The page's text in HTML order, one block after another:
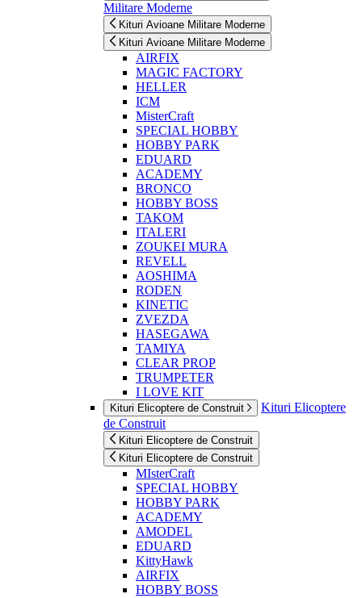
Militare Moderne
Kituri Avioane Militare Moderne
Kituri Avioane Militare Moderne
AIRFIX
MAGIC FACTORY
HELLER
ICM
MisterCraft
SPECIAL HOBBY
HOBBY PARK
EDUARD
ACADEMY
BRONCO
HOBBY BOSS
TAKOM
ITALERI
ZOUKEI MURA
REVELL
AOSHIMA
RODEN
KINETIC
ZVEZDA
HASEGAWA
TAMIYA
CLEAR PROP
TRUMPETER
I LOVE KIT
Kituri Elicoptere de Construit
Kituri Elicoptere
de Construit
Kituri Elicoptere de Construit
Kituri Elicoptere de Construit
MIsterCraft
SPECIAL HOBBY
HOBBY PARK
ACADEMY
AMODEL
EDUARD
KittyHawk
AIRFIX
HOBBY BOSS